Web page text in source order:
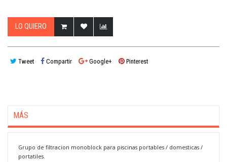
LO QUIERO
Tweet Compartir Google+ Pinterest
MÁS
Grupo de filtracion monoblock para piscinas portables / domesticas /
portatiles.